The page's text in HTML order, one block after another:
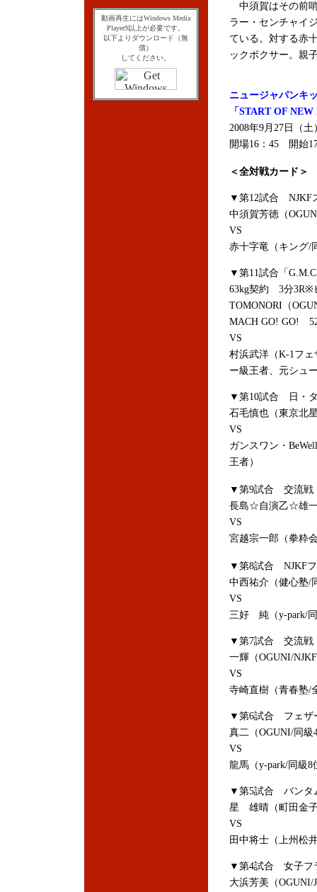
動画再生にはWindows Media
Player9以上が必要です。
以下よりダウンロード（無
償）
してください。
中須賀はその前
ラー・センチャイ
ている。対する赤
ックボクサー。親
ニュージャパンキ
「START OF
2008年9月27日（
開場16：45 開始
＜全対戦カード＞
▼第12試合 NJKF
中須賀芳徳（
VS
赤十字竜（キング/
▼第11試合「
63kg契約 3分3R※
TOMONORI（
MACH GO! GO!
VS
村浜武洋（K-1フ
ー級王者、元シュ
▼第10試合 日・
石毛慎也（東京北
VS
ガンスワン・
王者）
▼第9試合 交流戦
長島☆自演乙☆雄一
VS
宮越宗一郎（拳粋
▼第8試合 NJKF
中西祐介（健心塾/
VS
三好 純（y-park/
▼第7試合 交流
一輝（OGUNI/
VS
寺崎直樹（青春塾/
▼第6試合 フェザ
真二（OGUNI/同級
VS
龍馬（y-park/同級8
▼第5試合 バンタ
星 雄晴（町田金
VS
田中将士（上州松
▼第4試合 女子フ
大浜芳美（OGUNI/